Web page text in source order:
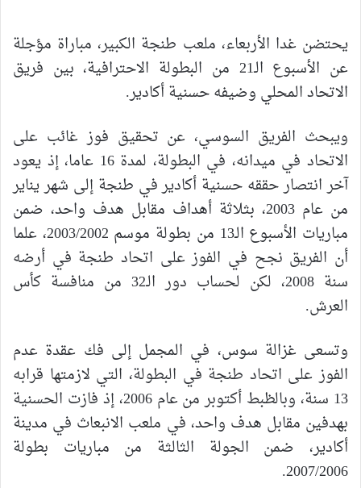
يحتضن غدا الأربعاء، ملعب طنجة الكبير، مباراة مؤجلة
عن الأسبوع الـ21 من البطولة الاحترافية، بين فريق
الاتحاد المحلي وضيفه حسنية أكادير.
ويبحث الفريق السوسي، عن تحقيق فوز غائب على
الاتحاد في ميدانه، في البطولة، لمدة 16 عاما، إذ يعود
آخر انتصار حققه حسنية أكادير في طنجة إلى شهر يناير
من عام 2003، بثلاثة أهداف مقابل هدف واحد، ضمن
مباريات الأسبوع الـ13 من بطولة موسم 2003/2002، علما
أن الفريق نجح في الفوز على اتحاد طنجة في أرضه
سنة 2008، لكن لحساب دور الـ32 من منافسة كأس
العرش.
وتسعى غزالة سوس، في المجمل إلى فك عقدة عدم
الفوز على اتحاد طنجة في البطولة، التي لازمتها قرابه
13 سنة، وبالظبط أكتوبر من عام 2006، إذ فازت الحسنية
بهدفين مقابل هدف واحد، في ملعب الانبعاث في مدينة
أكادير، ضمن الجولة الثالثة من مباريات بطولة
2007/2006.